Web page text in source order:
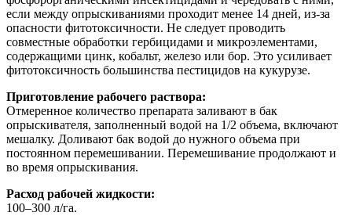
если между опрыскиваниями проходит менее 14 дней, из-за
опасности фитотоксичности. Не следует проводить
совместные обработки гербицидами и микроэлементами,
содержащими цинк, кобальт, железо или бор. Это усиливает
фитотоксичность большинства пестицидов на кукурузе.
Приготовление рабочего раствора:
Отмеренное количество препарата заливают в бак
опрыскивателя, заполненный водой на 1/2 объема, включают
мешалку. Доливают бак водой до нужного объема при
постоянном перемешивании. Перемешивание продолжают и
во время опрыскивания.
Расход рабочей жидкости:
100–300 л/га.